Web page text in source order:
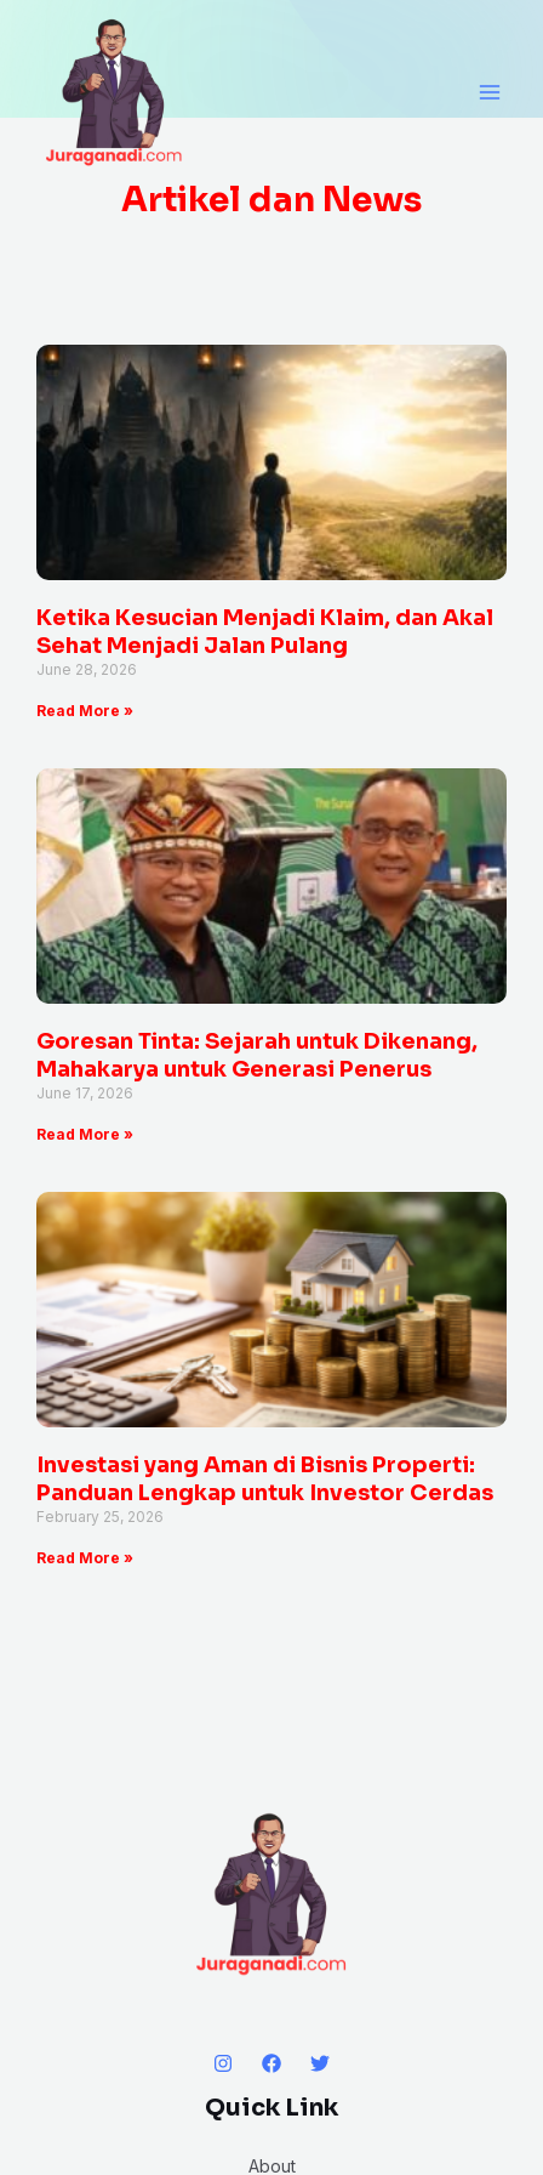
Artikel dan News
Ketika Kesucian Menjadi Klaim, dan Akal
Sehat Menjadi Jalan Pulang
June 28, 2026
Read More »
Goresan Tinta: Sejarah untuk Dikenang,
Mahakarya untuk Generasi Penerus
June 17, 2026
Read More »
Investasi yang Aman di Bisnis Properti:
Panduan Lengkap untuk Investor Cerdas
February 25, 2026
Read More »
Quick Link
About